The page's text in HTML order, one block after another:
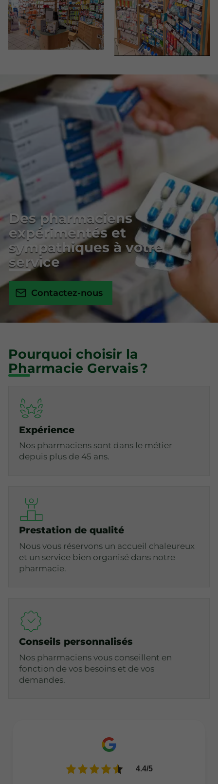
Des pharmaciens
expérimentés et
sympathiques à votre
service
Contactez-nous
Pourquoi choisir la
Pharmacie Gervais ?
Expérience
Nos pharmaciens sont dans le métier
depuis plus de 45 ans.
Prestation de qualité
Nous vous réservons un accueil chaleureux
et un service bien organisé dans notre
pharmacie.
Conseils personnalisés
Nos pharmaciens vous conseillent en
fonction de vos besoins et de vos
demandes.